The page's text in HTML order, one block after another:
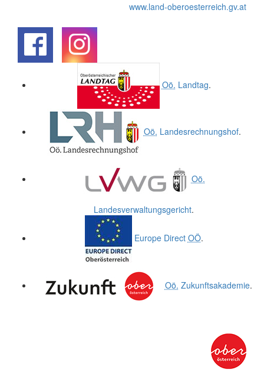
www.land-oberoesterreich.gv.at
Oö. Landtag.
Oö. Landesrechnungshof.
Oö.
Landesverwaltungsgericht.
Europe Direct OÖ.
Oö. Zukunftsakademie.